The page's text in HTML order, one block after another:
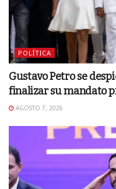
POLÍTICA
Gustavo Petro se
finalizar su mandato
AGOSTO 7, 2026